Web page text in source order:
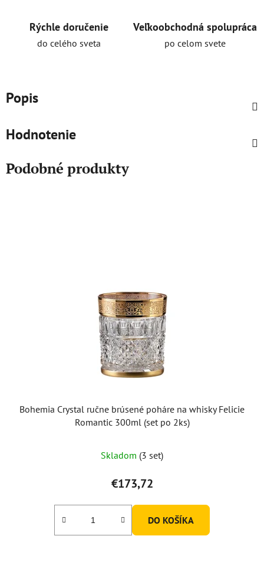
Rýchle doručenie
do celého sveta
Veľkoobchodná spolupráca
po celom svete
Popis
Hodnotenie
Podobné produkty
Bohemia Crystal ručne brúsené poháre na whisky Felicie
Romantic 300ml (set po 2ks)
Skladom (3 set)
€173,72
DO KOŠÍKA